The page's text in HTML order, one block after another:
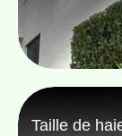
Taille de